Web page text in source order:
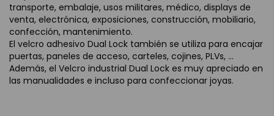
transporte, embalaje, usos militares, médico, displays de
venta, electrónica, exposiciones, construcción, mobiliario,
confección, mantenimiento.
El velcro adhesivo Dual Lock también se utiliza para encajar
puertas, paneles de acceso, carteles, cojines, PLVs, ...
Además, el Velcro industrial Dual Lock es muy apreciado en
las manualidades e incluso para confeccionar joyas.